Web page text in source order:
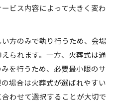
ビス内容によって大きく変わ
方のみで執り行うため、会場
られます。一方、火葬式は通
を行うため、必要最小限のサ
場合は火葬式が選ばれやすい
わせて選択することが大切で